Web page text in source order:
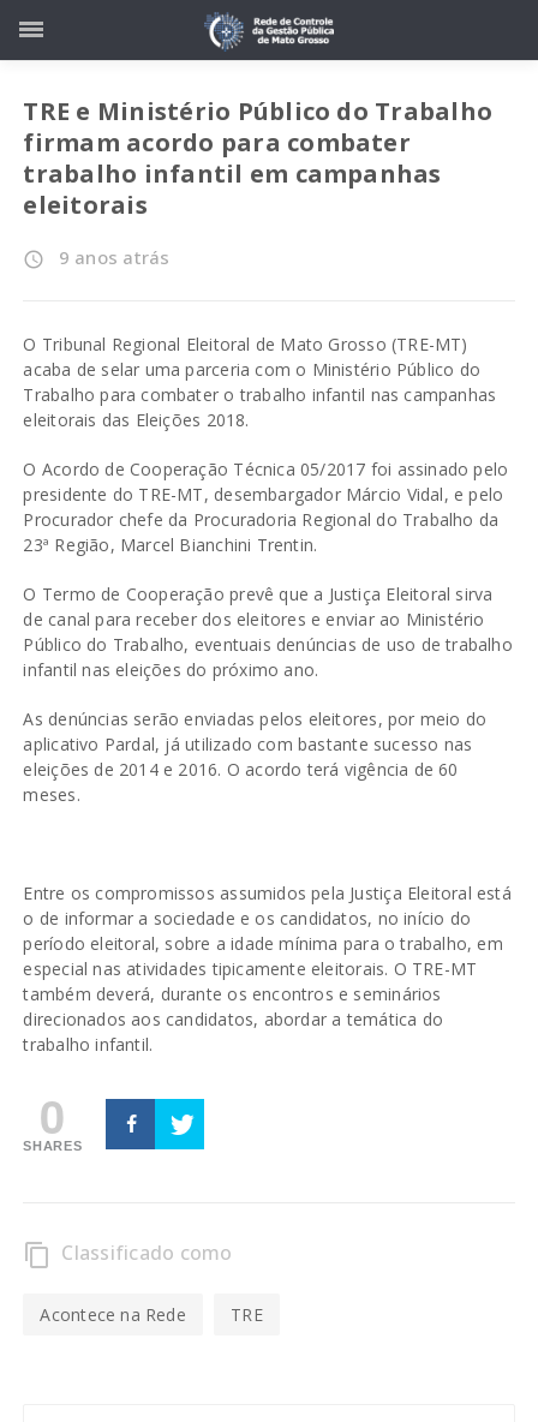
TRE e Ministério Público do Trabalho
firmam acordo para combater
trabalho infantil em campanhas
eleitorais
access_time 9 anos atrás
O Tribunal Regional Eleitoral de Mato Grosso (TRE-MT)
acaba de selar uma parceria com o Ministério Público do
Trabalho para combater o trabalho infantil nas campanhas
eleitorais das Eleições 2018.
O Acordo de Cooperação Técnica 05/2017 foi assinado pelo
presidente do TRE-MT, desembargador Márcio Vidal, e pelo
Procurador chefe da Procuradoria Regional do Trabalho da
23ª Região, Marcel Bianchini Trentin.
O Termo de Cooperação prevê que a Justiça Eleitoral sirva
de canal para receber dos eleitores e enviar ao Ministério
Público do Trabalho, eventuais denúncias de uso de trabalho
infantil nas eleições do próximo ano.
As denúncias serão enviadas pelos eleitores, por meio do
aplicativo Pardal, já utilizado com bastante sucesso nas
eleições de 2014 e 2016. O acordo terá vigência de 60
meses.
Entre os compromissos assumidos pela Justiça Eleitoral está
o de informar a sociedade e os candidatos, no início do
período eleitoral, sobre a idade mínima para o trabalho, em
especial nas atividades tipicamente eleitorais. O TRE-MT
também deverá, durante os encontros e seminários
direcionados aos candidatos, abordar a temática do
trabalho infantil.
0
SHARES
content_copy Classificado como
Acontece na Rede TRE